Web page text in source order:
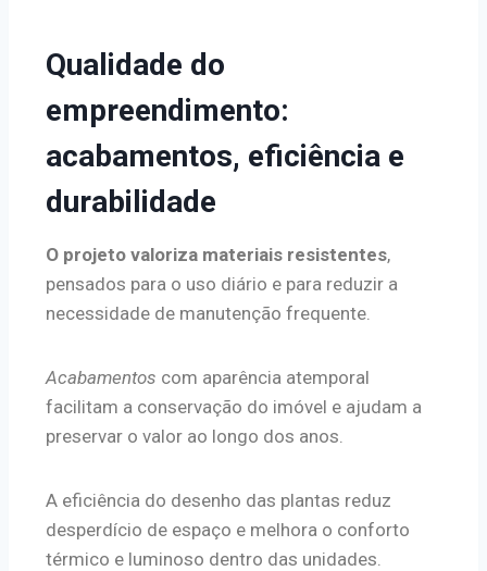
Qualidade do
empreendimento:
acabamentos, eficiência e
durabilidade
O projeto valoriza materiais resistentes,
pensados para o uso diário e para reduzir a
necessidade de manutenção frequente.
Acabamentos com aparência atemporal
facilitam a conservação do imóvel e ajudam a
preservar o valor ao longo dos anos.
A eficiência do desenho das plantas reduz
desperdício de espaço e melhora o conforto
térmico e luminoso dentro das unidades.